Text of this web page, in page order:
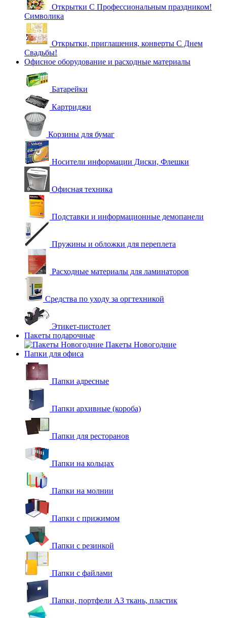
Открытки С Профессиональным праздником!
Символика
Открытки, приглашения, конверты С Днем
Свадьбы!
Офисное оборудование и расходные материалы
Батарейки
Картриджи
Корзины для бумаг
Носители информации Диски, Флешки
Офисная техника
Подставки и информационные демопанели
Пружины и обложки для переплета
Расходные материалы для ламинаторов
Средства по уходу за оргтехникой
Этикет-пистолет
Пакеты подарочные
Пакеты Новогодние
Папки для офиса
Папки адресные
Папки архивные (короба)
Папки для ресторанов
Папки на кольцах
Папки на молнии
Папки с прижимом
Папки с резинкой
Папки с файлами
Папки, портфели А3 ткань, пластик